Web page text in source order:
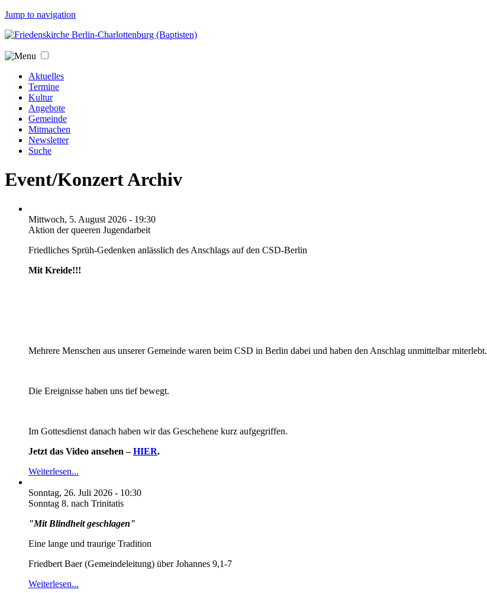
Jump to navigation
Aktuelles
Termine
Kultur
Angebote
Gemeinde
Mitmachen
Newsletter
Suche
Event/Konzert Archiv
Mittwoch, 5. August 2026 - 19:30
Aktion der queeren Jugendarbeit
Friedliches Sprüh-Gedenken anlässlich des Anschlags auf den CSD-Berlin
Mit Kreide!!!
Mehrere Menschen aus unserer Gemeinde waren beim CSD in Berlin dabei und haben den Anschlag unmittelbar miterlebt.
Die Ereignisse haben uns tief bewegt.
Im Gottesdienst danach haben wir das Geschehene kurz aufgegriffen.
Jetzt das Video ansehen –HIER.
Weiterlesen...
Sonntag, 26. Juli 2026 - 10:30
Sonntag 8. nach Trinitatis
"Mit Blindheit geschlagen"
Eine lange und traurige Tradition
Friedbert Baer (Gemeindeleitung) über Johannes 9,1-7
Weiterlesen...